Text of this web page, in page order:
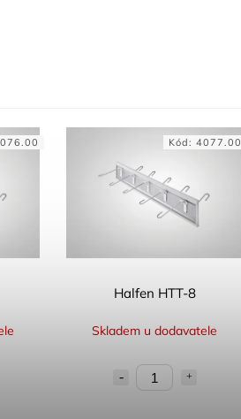
Halfen HTT-8
Skladem u dodavatele
Kód: 4077.00